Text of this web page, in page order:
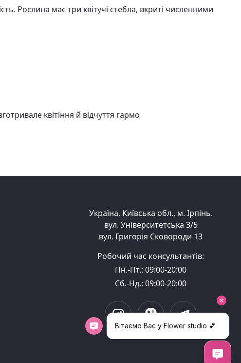
Рослина має три квітучі стебла, вкриті численними
квітіння й відчуття гармо
Україна, Київська обл., м. Ірпінь.
вул. Університетська 3/5
вул. Григорія Сковороди 13
Робочий час консультантів:
Пн.-Пт.: 09:00-20:00
Сб.-Нд.: 09:00-20:00